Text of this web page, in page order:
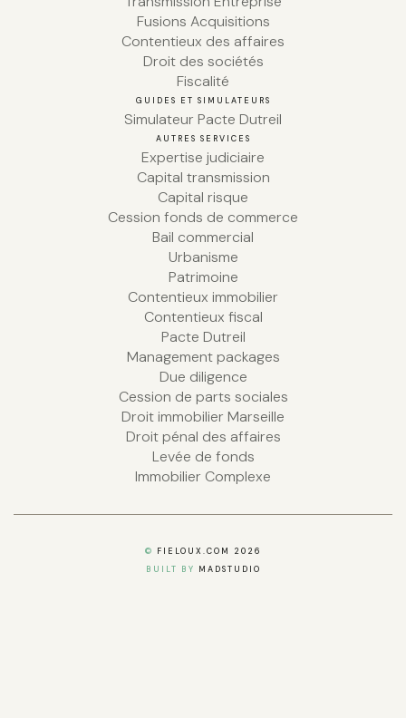
Fusions Acquisitions
Contentieux des affaires
Droit des sociétés
Fiscalité
GUIDES ET SIMULATEURS
Simulateur Pacte Dutreil
AUTRES SERVICES
Expertise judiciaire
Capital transmission
Capital risque
Cession fonds de commerce
Bail commercial
Urbanisme
Patrimoine
Contentieux immobilier
Contentieux fiscal
Pacte Dutreil
Management packages
Due diligence
Cession de parts sociales
Droit immobilier Marseille
Droit pénal des affaires
Levée de fonds
Immobilier Complexe
© FIELOUX.COM 2026
BUILT BY MADSTUDIO